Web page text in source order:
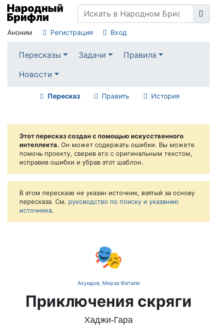
Аноним Регистрация Вход
Пересказы Задачи
Правила
Новости
Пересказ Править История
Этот пересказ создан с помощью искусственного
интеллекта. Он может содержать ошибки. Вы можете
помочь проекту, сверив его с оригинальным текстом,
исправив ошибки и убрав этот шаблон.
В этом пересказе не указан источник, взятый за основу
пересказа. См. руководство по поиску и указанию
источника.
🎭
Ахундов, Мирза Фатали
Приключения скряги
Хаджи-Гара